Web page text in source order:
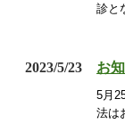
診と
2023/5/23 お
5月
法は